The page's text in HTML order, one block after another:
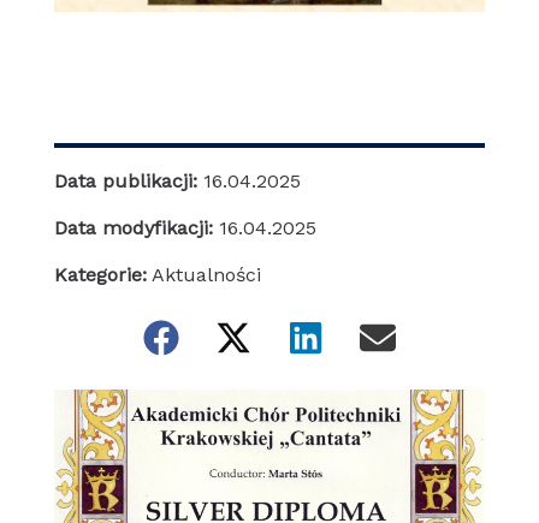
Data publikacji: 16.04.2025
Data modyfikacji: 16.04.2025
Kategorie: Aktualności